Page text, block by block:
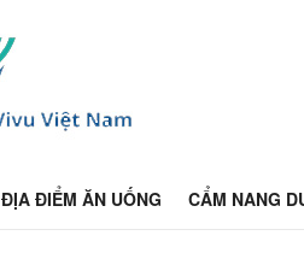
ĐỊA ĐIỂM ĂN UỐNG CẨM NANG